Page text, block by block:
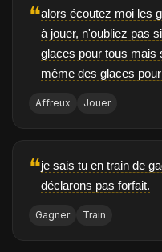
❝alors écoutez moi les
à jouer, n'oubliez pas
glaces pour tous mais
même des glaces
Affreux Jouer
❝je sais tu en train de
déclarons pas forfait.
Gagner Train